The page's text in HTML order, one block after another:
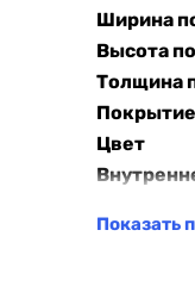
Ширина
Высота
Толщина
Покрытие
Цвет
Показать